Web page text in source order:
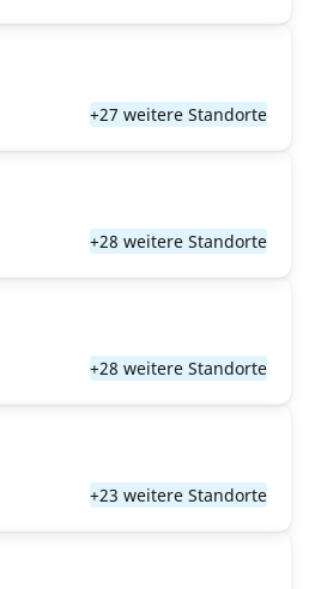
+27 weitere Standorte
+28 weitere Standorte
+28 weitere Standorte
+23 weitere Standorte